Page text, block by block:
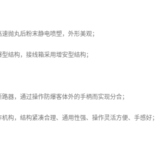
抛丸后粉末静电喷塑，外形美观；
结构，接线箱采用增安型结构；
器，通过操作防爆客体外的手柄而实现分合；
构，结构紧凑合理、通用性强、操作灵活方便、手感好